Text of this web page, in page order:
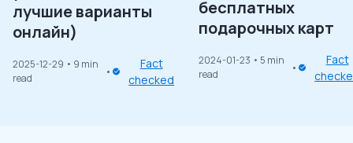
лучшие варианты
онлайн)
2025-12-29 • 9 min
read
Fact
checked
бесплатных
подарочных карт
2024-01-23 • 5 min
read
Fact